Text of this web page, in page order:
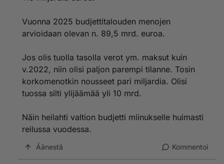
Kiitos Marinin hallitukselle, että huolehditte
terveydenhuollon kapasiteetin riittävyydestä: jokainen
Kiitos Marinin hallitukselle, että korjasitte taksilain,
kiky-sopimuksen ja aktiivimallin.
Onnistuneesti hoiditte myös Fortumin Uniperin
kaupoista aiheutuneet osakkeiden romahdussotkun,
osakkeiden osto oli riski, josta Sipilän hallitusta oli
varoitettu.
Kyllä Marinin hoiti hyvin useat erilaiset kriisit ja
sosiaaliturvaa ei leikattu. Päinvastoin, Suomessa kasvu
Vuonna 2025 budjettitalouden menojen
arvioidaan olevan n. 89,5 mrd. euroa.
Jos olis tuolla tasolla verot ym. maksut kuin
v.2022, niin olisi paljon parempi tilanne. Tosin
korkomenotkin nousseet pari miljardia. Olisi
tuossa silti ylijäämää yli 10 mrd.
Näin heilahti valtion budjetti miinukselle huimasti
reilussa vuodessa.
Äänestä Kommentoi